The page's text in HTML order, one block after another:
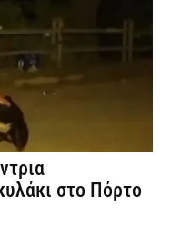
στο Πόρτο